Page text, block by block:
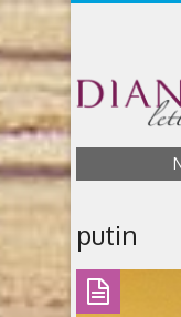
putin